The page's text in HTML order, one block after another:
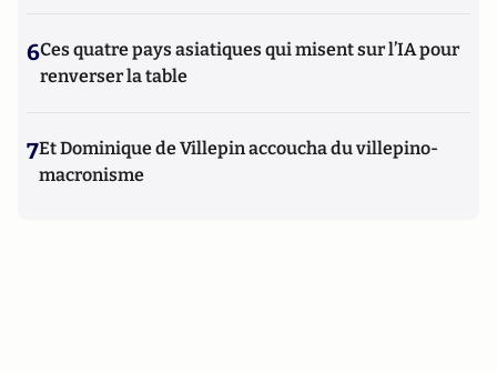
6Ces quatre pays asiatiques qui misent sur l’IA pour
renverser la table
7Et Dominique de Villepin accoucha du villepino-
macronisme